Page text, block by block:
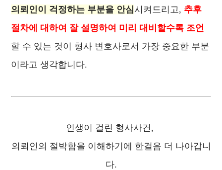
의뢰인이 걱정하는 부분을 안심시켜드리고, 추후
절차에 대하여 잘 설명하여 미리 대비할수록 조언
할 수 있는 것이 형사 변호사로서 가장 중요한 부분
이라고 생각합니다.
인생이 걸린 형사사건,
의뢰인의 절박함을 이해하기에 한걸음 더 나아갑니
다.